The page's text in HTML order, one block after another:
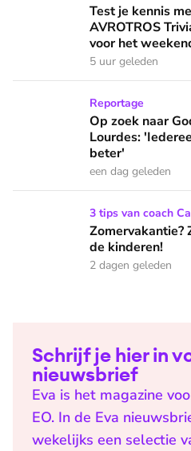
Test je kennis met de
Test je kennis
AVROTROS
voor het
5 uur geleden
Op zoek naar God in
Reportage
Op zoek naar
Lourdes:
beter'
een dag geleden
Zomervakantie? Zó houd je
3 tips van coach
Zomervakantie?
de kinderen!
2 dagen geleden
Schrijf je hier in
nieuwsbrief
Eva is het magazine
EO. In de Eva
wekelijks een selectie